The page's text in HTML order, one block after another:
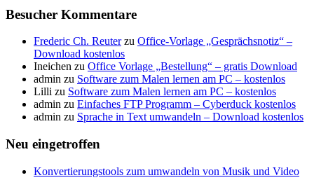
Besucher Kommentare
Frederic Ch. Reuterzu Office-Vorlage „Gesprächsnotiz“ –
Download kostenlos
Ineichen zu Office Vorlage „Bestellung“ – gratis Download
admin zu Software zum Malen lernen am PC – kostenlos
Lilli zu Software zum Malen lernen am PC – kostenlos
admin zu Einfaches FTP Programm – Cyberduck kostenlos
admin zu Sprache in Text umwandeln – Download kostenlos
Neu eingetroffen
Konvertierungstools zum umwandeln von Musik und Video